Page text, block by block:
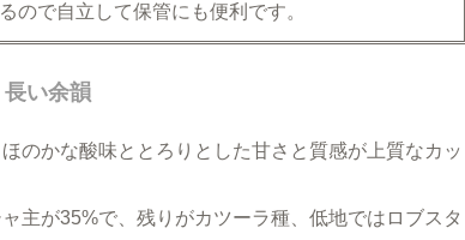
ので自立して保管にも便利です。
い余韻
のかな酸味ととろりとした甘さと質感が上質なカッ
主が35%で、残りがカツーラ種、低地ではロブスタ